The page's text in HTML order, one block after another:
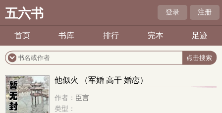
五六书 登录 注册
首页 书库 排行 完本 足迹
他似火 （军婚 高干 婚恋）
作者： 臣言
类型：